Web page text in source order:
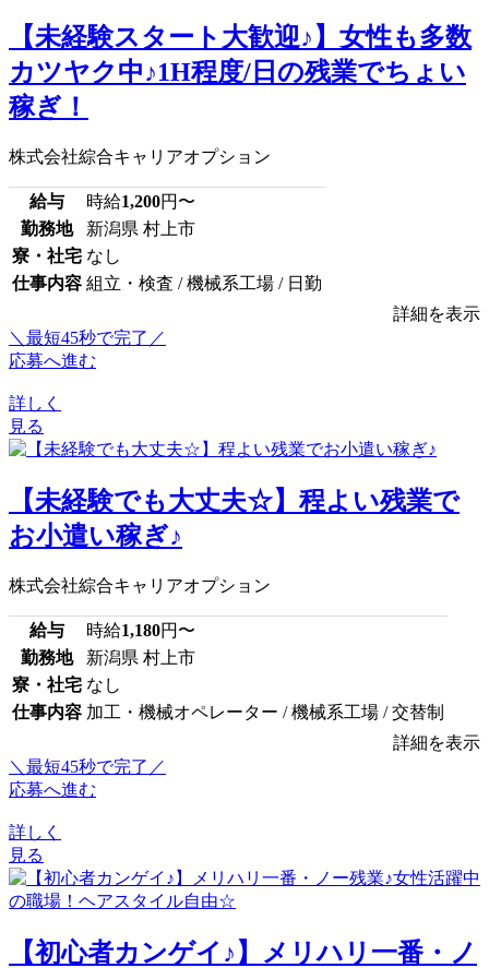
【未経験スタート大歓迎♪】女性も多数
カツヤク中♪1H程度/日の残業でちょい
稼ぎ！
株式会社綜合キャリアオプション
給与 時給1,200円〜
勤務地
新潟県 村上市
寮・社宅 なし
仕事内容 組立・検査 / 機械系工場 / 日勤
詳細を表示
＼最短45秒で完了／
応募へ進む
詳しく
見る
【未経験でも大丈夫☆】程よい残業で
お小遣い稼ぎ♪
株式会社綜合キャリアオプション
給与 時給1,180円〜
勤務地
新潟県 村上市
寮・社宅 なし
仕事内容 加工・機械オペレーター / 機械系工場 / 交替制
詳細を表示
＼最短45秒で完了／
応募へ進む
詳しく
見る
【初心者カンゲイ♪】メリハリ一番・ノ